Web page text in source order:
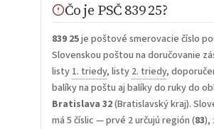
Čo je PSČ 839 25?
839 25je poštové smerovacie číslo
Slovenskou poštou na doručovanie
listy 1. triedy, listy 2. triedy,
balíky na poštu aj balíky do ruky do
Bratislava 32(Bratislavský kraj).
má 5 číslic — prvé 2 určujú región (83),